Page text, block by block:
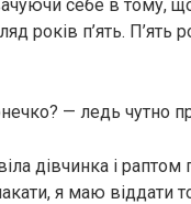
себе в тому,
років п’ять.
— ледь чутно
дівчинка і
я маю віддати